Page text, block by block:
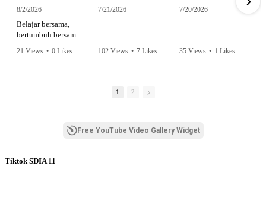
8/2/2026
Belajar bersama,
bertumbuh bersama,
amanah.
mencetak pemimpin-
bertanggung jawab,
21 Views • 0 Likes
7/21/2026
102 Views • 7 Likes
7/20/2026
35 Views • 1 Likes
1 2
Free YouTube Video Gallery Widget
Tiktok SDIA 11